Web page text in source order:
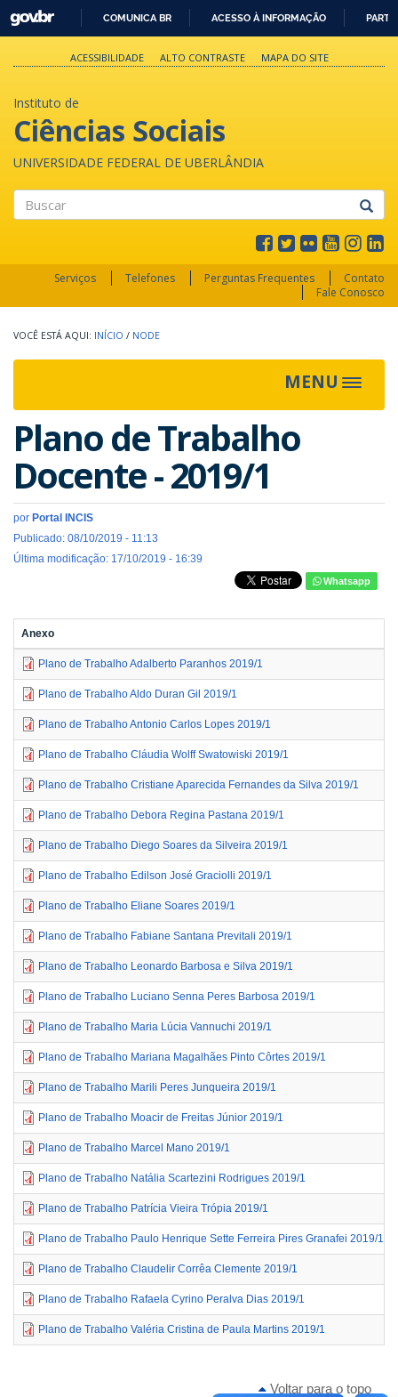
PARA
O
GOVBR
COMUNICA BR ACESSO À INFORMAÇÃO
ACESSIBILIDADE ALTO CONTRASTE MAPA DO SITE
Instituto de
Ciências Sociais
UNIVERSIDADE FEDERAL DE UBERLÂNDIA
Serviços Telefones Perguntas Frequentes
Contato
Fale Conosco
INÍCIO / NODE
MENU
Toggle
Plano de Trabalho
Docente - 2019/1
por Portal INCIS
Publicado: 08/10/2019 - 11:13
Última modificação: 17/10/2019 - 16:39
Whatsapp
Anexo
Plano de Trabalho Adalberto Paranhos 2019/1
Plano de Trabalho Aldo Duran Gil 2019/1
Plano de Trabalho Antonio Carlos Lopes 2019/1
Plano de Trabalho Cláudia Wolff Swatowiski 2019/1
Plano de Trabalho Cristiane Aparecida Fernandes da Silva 2019/1
Plano de Trabalho Debora Regina Pastana 2019/1
Plano de Trabalho Diego Soares da Silveira 2019/1
Plano de Trabalho Edilson José Graciolli 2019/1
Plano de Trabalho Eliane Soares 2019/1
Plano de Trabalho Fabiane Santana Previtali 2019/1
Plano de Trabalho Leonardo Barbosa e Silva 2019/1
Plano de Trabalho Luciano Senna Peres Barbosa 2019/1
Plano de Trabalho Maria Lúcia Vannuchi 2019/1
Plano de Trabalho Mariana Magalhães Pinto Côrtes 2019/1
Plano de Trabalho Marili Peres Junqueira 2019/1
Plano de Trabalho Moacir de Freitas Júnior 2019/1
Plano de Trabalho Marcel Mano 2019/1
Plano de Trabalho Natália Scartezini Rodrigues 2019/1
Plano de Trabalho Patrícia Vieira Trópia 2019/1
Plano de Trabalho Paulo Henrique Sette Ferreira Pires Granafei 2019/1
Plano de Trabalho Claudelir Corrêa Clemente 2019/1
Plano de Trabalho Rafaela Cyrino Peralva Dias 2019/1
Plano de Trabalho Valéria Cristina de Paula Martins 2019/1
Voltar para o topo